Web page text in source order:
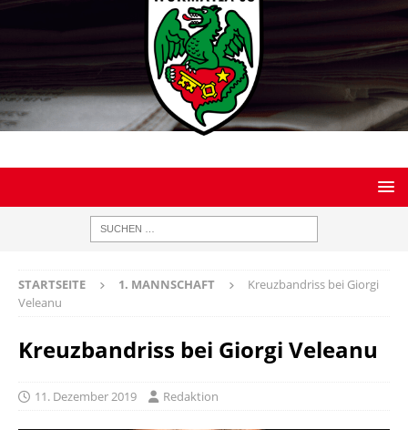
STARTSEITE 1. MANNSCHAFT
Kreuzbandriss bei Giorgi
Veleanu
Kreuzbandriss bei Giorgi Veleanu
11. Dezember 2019 Redaktion